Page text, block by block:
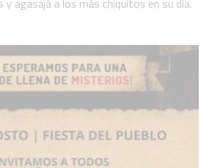
y agasajá a los más chiquitos en su día.